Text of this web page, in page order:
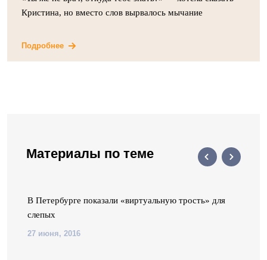
Кристина, но вместо слов вырвалось мычание
Подробнее
Материалы по теме
В Петербурге показали «виртуальную трость» для
слепых
27 июня, 2016